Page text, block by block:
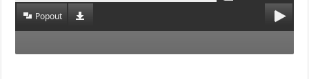
Popout